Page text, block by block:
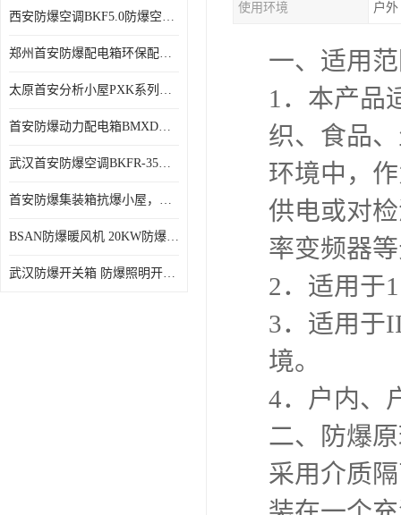
西安防爆空调BKF5.0防爆空调技术参数
郑州首安防爆配电箱环保配套用防爆配电箱
太原首安分析小屋PXK系列在线分析小屋厂家
首安防爆动力配电箱BMXD系列防爆配电箱技术参数
武汉首安防爆空调BKFR-35防爆空调生产厂家
首安防爆集装箱抗爆小屋，危化品暂存间厂家批发
BSAN防爆暖风机 20KW防爆工业暖风机
武汉防爆开关箱 防爆照明开关箱厂家
使用环境 户外
一、适用
1．本产品
织、食品
环境中，
供电或对
率变频器
2．适用于
3．适用于
境。
4．户内、
二、防爆
采用介质